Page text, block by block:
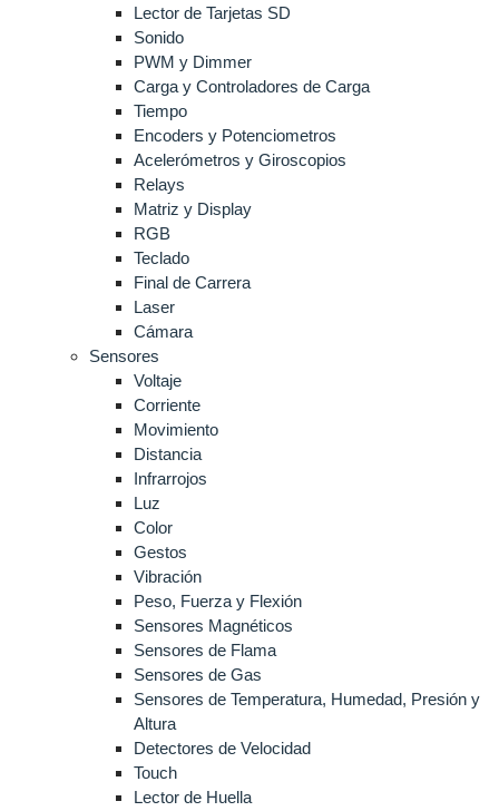
Lector de Tarjetas SD
Sonido
PWM y Dimmer
Carga y Controladores de Carga
Tiempo
Encoders y Potenciometros
Acelerómetros y Giroscopios
Relays
Matriz y Display
RGB
Teclado
Final de Carrera
Laser
Cámara
Sensores
Voltaje
Corriente
Movimiento
Distancia
Infrarrojos
Luz
Color
Gestos
Vibración
Peso, Fuerza y Flexión
Sensores Magnéticos
Sensores de Flama
Sensores de Gas
Sensores de Temperatura, Humedad, Presión y
Altura
Detectores de Velocidad
Touch
Lector de Huella